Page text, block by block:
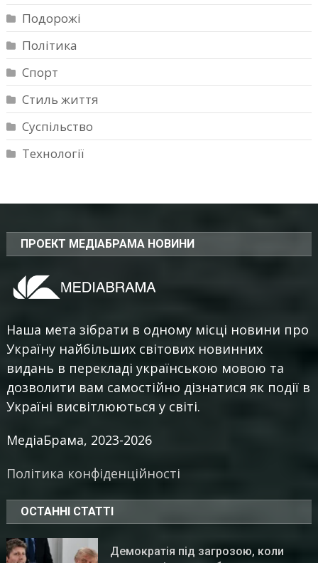
Подорожі
Політика
Спорт
Стиль життя
Суспільство
Технології
ПРОЕКТ МЕДІАБРАМА НОВИНИ
Наша мета зібрати в одному місці новини про
Україну найбільших світових новинних
видань в перекладі українською мовою та
дозволити вам самостійно дізнатися як події в
Україні висвітлюються у світі.
МедіаБрама, 2023-2026
Політика конфіденційності
ОСТАННІ СТАТТІ
Демократія під загрозою, коли